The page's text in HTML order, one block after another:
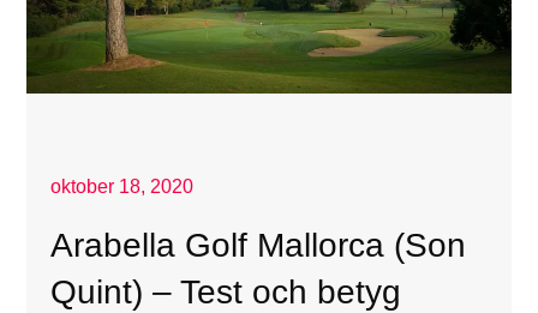
oktober 18, 2020
Arabella Golf Mallorca (Son
Quint) – Test och betyg